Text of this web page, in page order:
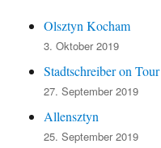
Olsztyn Kocham
3. Oktober 2019
Stadtschreiber on Tour
27. September 2019
Allensztyn
25. September 2019